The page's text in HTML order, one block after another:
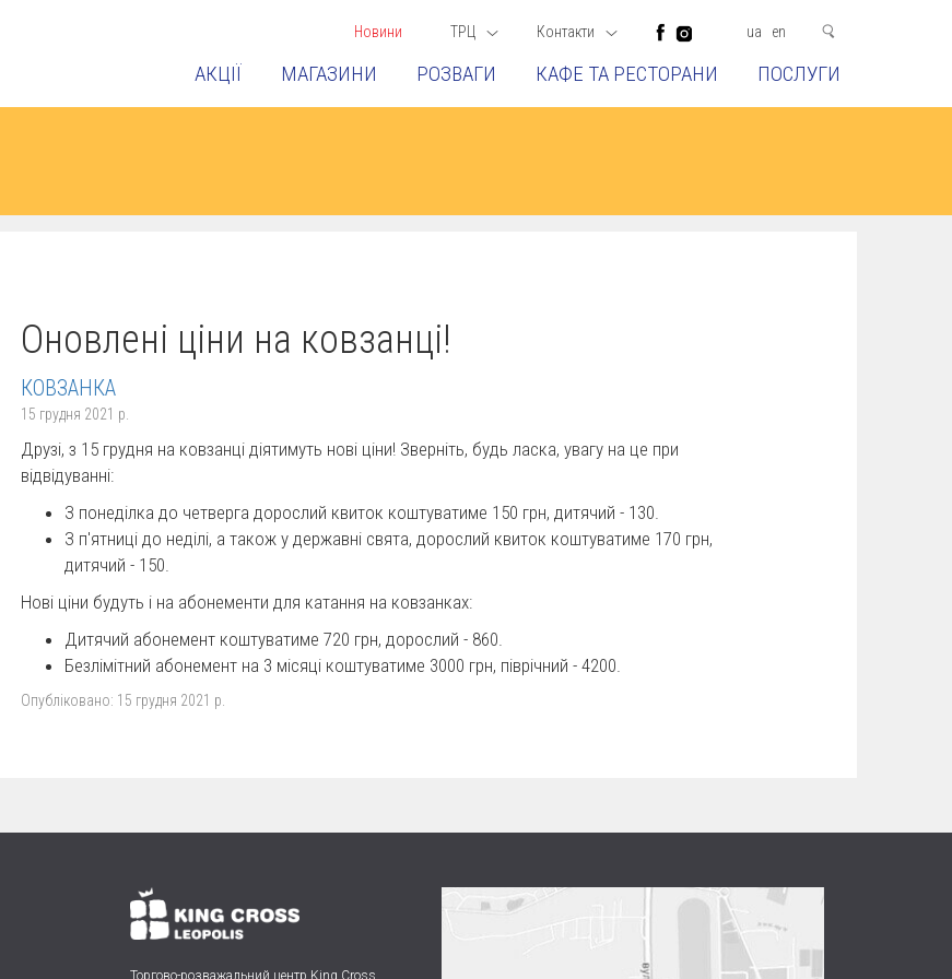
Новини ТРЦ Контакти ua en
АКЦІЇ МАГАЗИНИ РОЗВАГИ КАФЕ ТА РЕСТОРАНИ ПОСЛУГИ
Оновлені ціни на ковзанці!
КОВЗАНКА
15 грудня 2021 р.
Друзі, з 15 грудня на ковзанці діятимуть нові ціни! Зверніть, будь ласка, увагу на це при
відвідуванні:
З понеділка до четверга дорослий квиток коштуватиме 150 грн, дитячий - 130.
З п'ятниці до неділі, а також у державні свята, дорослий квиток коштуватиме 170 грн,
дитячий - 150.
Нові ціни будуть і на абонементи для катання на ковзанках:
Дитячий абонемент коштуватиме 720 грн, дорослий - 860.
Безлімітний абонемент на 3 місяці коштуватиме 3000 грн, піврічний - 4200.
Опубліковано: 15 грудня 2021 р.